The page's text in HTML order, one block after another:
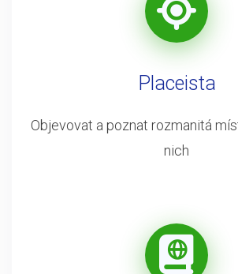
Placeista
Objevovat a poznat rozmanitá
nich